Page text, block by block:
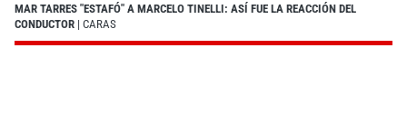
MAR TARRES "ESTAFÓ" A MARCELO TINELLI: ASÍ FUE LA REACCIÓN DEL
CONDUCTOR | CARAS